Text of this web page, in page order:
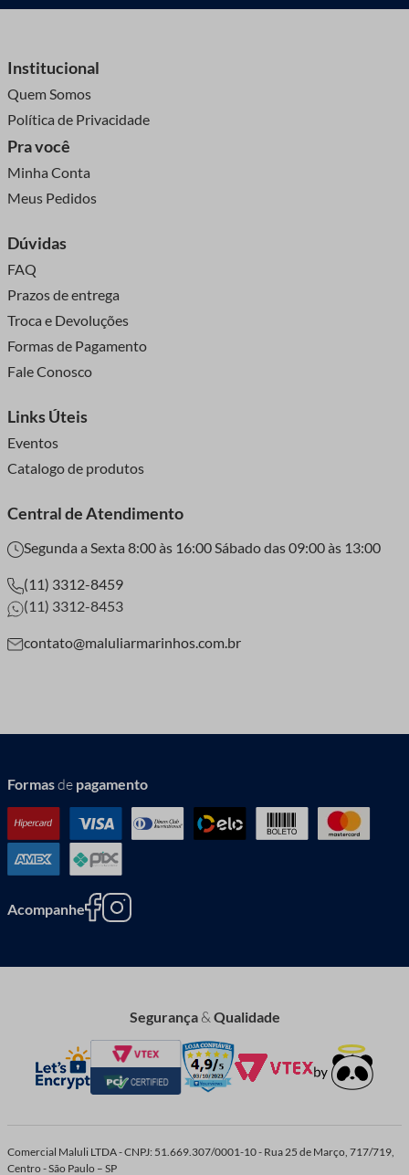
Institucional
Quem Somos
Política de Privacidade
Pra você
Minha Conta
Meus Pedidos
Dúvidas
FAQ
Prazos de entrega
Troca e Devoluções
Formas de Pagamento
Fale Conosco
Links Úteis
Eventos
Catalogo de produtos
Central de Atendimento
Segunda a Sexta 8:00 às 16:00 Sábado das 09:00 às 13:00
(11) 3312-8459
(11) 3312-8453
contato@maluliarmarinhos.com.br
Formasde pagamento
Acompanhe
Segurança&Qualidade
Comercial Maluli LTDA - CNPJ: 51.669.307/0001-10 - Rua 25 de Março, 717/719,
Centro - São Paulo – SP